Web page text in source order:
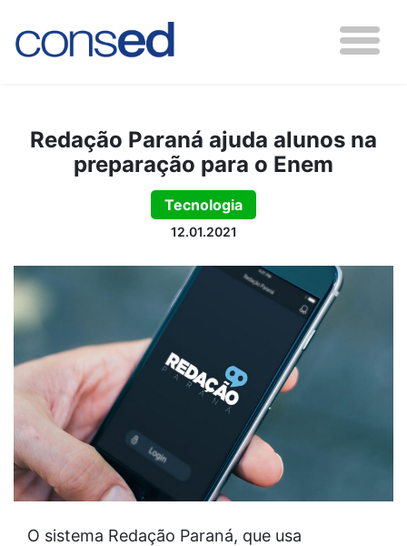
Redação Paraná ajuda alunos na
preparação para o Enem
Tecnologia
12.01.2021
O sistema Redação Paraná, que usa